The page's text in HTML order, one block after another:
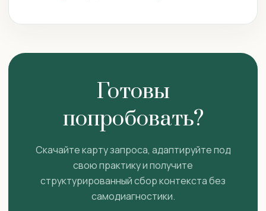
Готовы
попробовать?
Скачайте карту запроса, адаптируйте под
свою практику и получите
структурированный сбор контекста без
самодиагностики.